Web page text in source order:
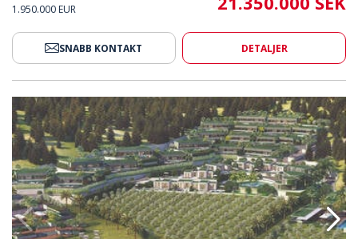
1.950.000 EUR
SNABB KONTAKT DETALJER
I Bodrum Turkbuku 2 Villor Med Havsutsikt I Ett